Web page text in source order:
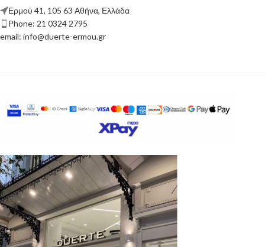
Ερμού 41, 105 63 Αθήνα, Ελλάδα
Phone: 21 0324 2795
email: info@duerte-ermou.gr